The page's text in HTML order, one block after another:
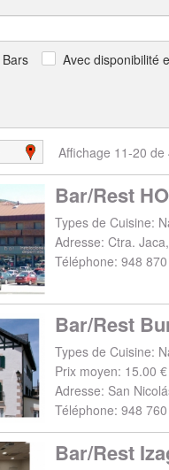
Bars Avec disponibilité
Affichage 11-20
Bar/Rest
Types de Cuisine:
Adresse: Ctra.
Téléphone: 948
Bar/Rest
Types de Cuisine:
Prix moyen: 15.00 €
Adresse: San
Téléphone: 948
Bar/Rest